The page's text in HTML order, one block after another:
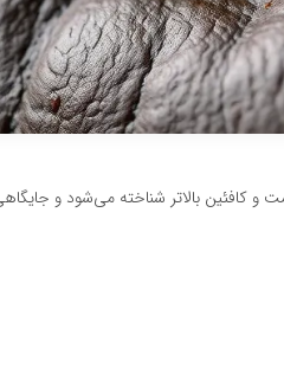
و کافئین بالاتر شناخته می‌شود و